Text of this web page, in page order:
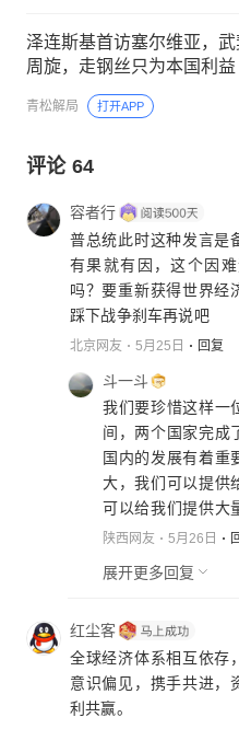
泽连斯基首访塞尔维亚，
周旋，走钢丝只为本国利益
青松解局 打开APP
评论 64
容者行
普总统此时这种发言是
有果就有因，这个因
吗？要重新获得世界经
踩下战争刹车再说吧
北京网友 5月25日 回复
斗一斗
我们要珍惜这样一
间，两个国家完成
国内的发展有着重
大，我们可以提供
可以给我们提供大
要动不动夹杂那么
远，目前中国周边
陕西网友 5月26日
展开更多回复
红尘客
全球经济体系相互依存
意识偏见，携手共进，
利共赢。